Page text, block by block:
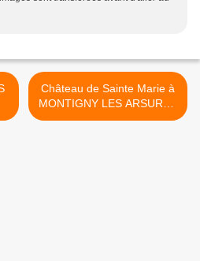
Château de Sainte Marie à
MONTIGNY LES ARSURES
>